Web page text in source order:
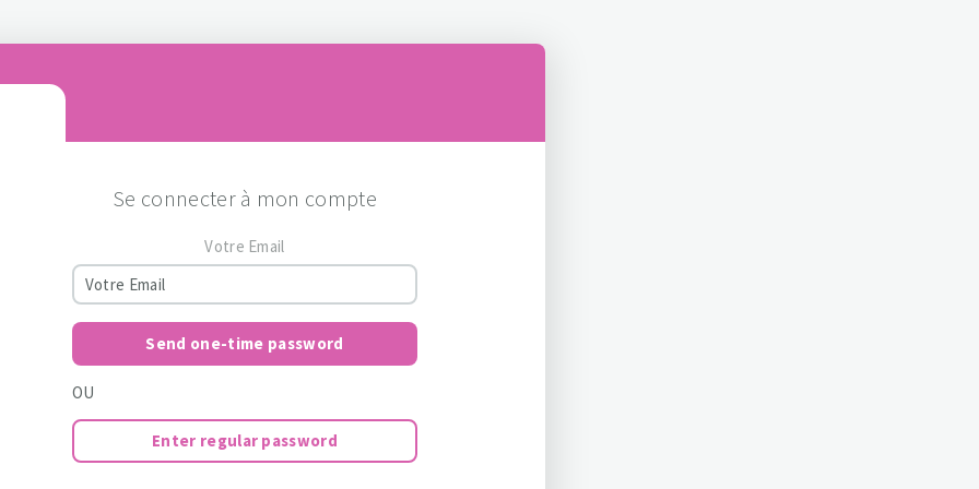
Se connecter à mon compte
Votre Email
Send one-time password
OU
Enter regular password